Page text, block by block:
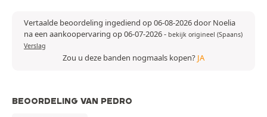
Vertaalde beoordeling ingediend op 06-08-2026 door Noelia
na een aankoopervaring op 06-07-2026- bekijk origineel (Spaans)
Verslag
Zou u deze banden nogmaals kopen? JA
BEOORDELING VAN PEDRO